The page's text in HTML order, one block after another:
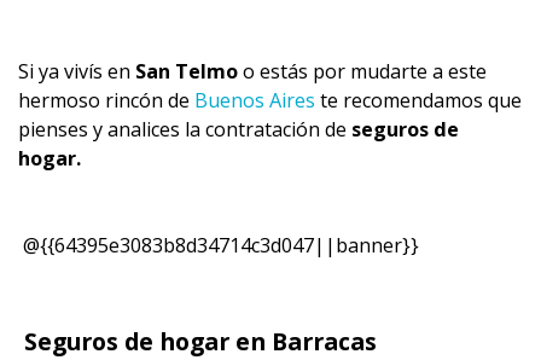
Si ya vivís en San Telmoo estás por mudarte a este
hermoso rincón de Buenos Aires te recomendamos que
pienses y analices la contratación de seguros de
hogar.
@{{64395e3083b8d34714c3d047||banner}}
Seguros de hogar en Barracas